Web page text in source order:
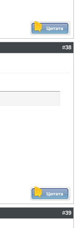
#38
#39